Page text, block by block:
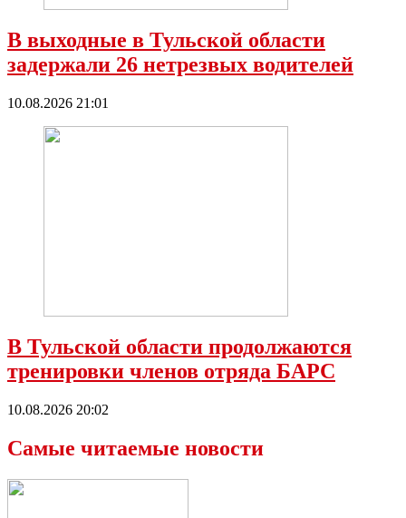
В выходные в Тульской области
задержали 26 нетрезвых водителей
10.08.2026 21:01
В Тульской области продолжаются
тренировки членов отряда БАРС
10.08.2026 20:02
Самые читаемые новости